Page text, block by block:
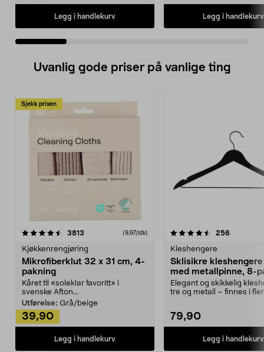
Legg i handlekurv Legg i handlekurv
Uvanlig gode priser på vanlige ting
Sjekk prisen
3813 anmeldelser(9,97/stk)
Kjøkkenrengjøring
Mikrofiberklut 32 x 31 cm, 4-
pakning
Kåret til «soleklar favoritt» i
svenske Afton...
Utførelse: Grå/beige
39,90
Legg i handlekurv
4.5av 5 stjerner 256
Kleshengere
Sklisikre
med metallpinne, 8-
Elegant og skikkelig
tre og metall – finnes i
79,90
Legg i handlekurv
4.5av 5 stjerner